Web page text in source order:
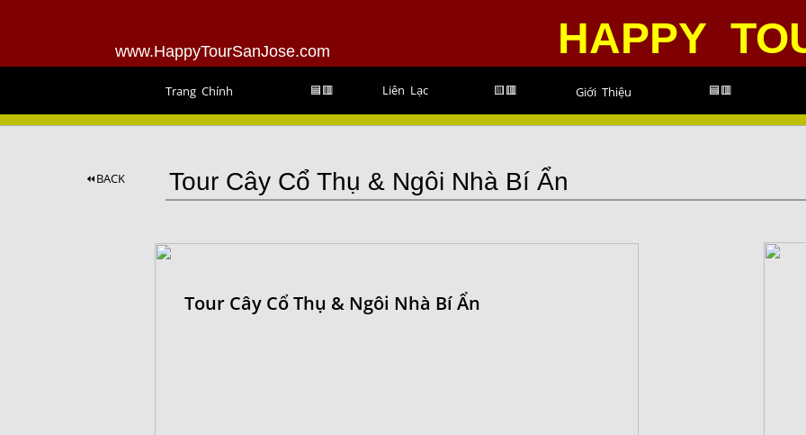
Tour Cây Cổ Thụ & Ngôi Nhà Bí Ẩn
Tour Cây Cổ Thụ & Ngôi Nhà Bí Ẩn
🟨🟥
🟦🟥
Trang Chính
HAPPY
Giới Thiệu
Liên Lạc 🟦🟥
www.HappyTourSanJose.com
⏪BACK